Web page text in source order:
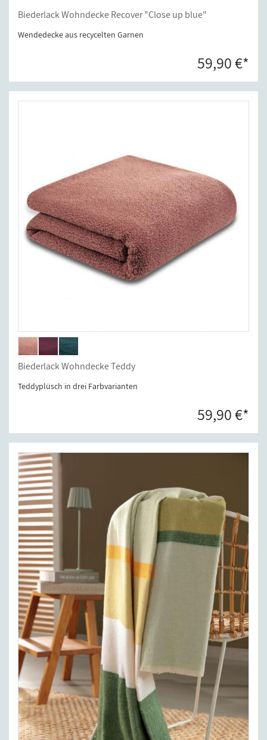
Biederlack Wohndecke Recover "Close up blue"
Wendedecke aus recycelten Garnen
59,90 €*
Biederlack Wohndecke Teddy
Teddyplüsch in drei Farbvarianten
59,90 €*